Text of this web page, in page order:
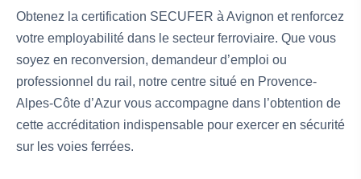
Obtenez la certification SECUFER à Avignon et renforcez
votre employabilité dans le secteur ferroviaire. Que vous
soyez en reconversion, demandeur d’emploi ou
professionnel du rail, notre centre situé en Provence-
Alpes-Côte d’Azur vous accompagne dans l’obtention de
cette accréditation indispensable pour exercer en sécurité
sur les voies ferrées.